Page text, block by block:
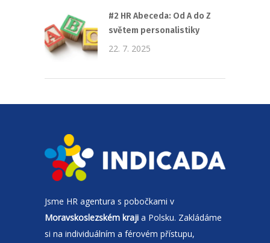
#2 HR Abeceda: Od A do Z
světem personalistiky
22. 7. 2025
Jsme HR agentura s pobočkami v
Moravskoslezském kraji a Polsku. Zakládáme
si na individuálním a férovém přístupu,